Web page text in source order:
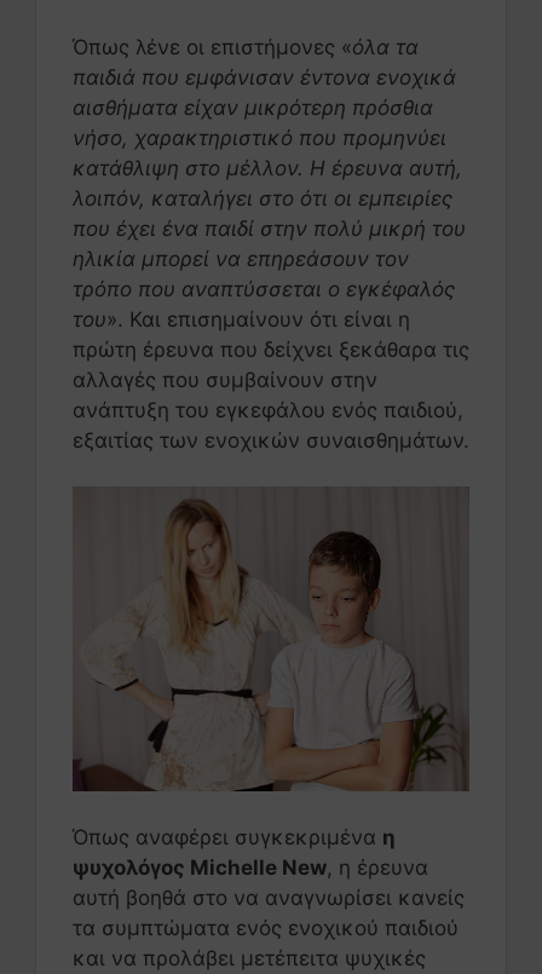
Όπως λένε οι επιστήμονες «όλα τα
παιδιά που εμφάνισαν έντονα ενοχικά
αισθήματα είχαν μικρότερη πρόσθια
νήσο, χαρακτηριστικό που προμηνύει
κατάθλιψη στο μέλλον. Η έρευνα αυτή,
λοιπόν, καταλήγει στο ότι οι εμπειρίες
που έχει ένα παιδί στην πολύ μικρή του
ηλικία μπορεί να επηρεάσουν τον
τρόπο που αναπτύσσεται ο εγκέφαλός
του». Και επισημαίνουν ότι είναι η
πρώτη έρευνα που δείχνει ξεκάθαρα τις
αλλαγές που συμβαίνουν στην
ανάπτυξη του εγκεφάλου ενός παιδιού,
εξαιτίας των ενοχικών συναισθημάτων.
Όπως αναφέρει συγκεκριμένα η
ψυχολόγος Michelle New, η έρευνα
αυτή βοηθά στο να αναγνωρίσει κανείς
τα συμπτώματα ενός ενοχικού παιδιού
και να προλάβει μετέπειτα ψυχικές